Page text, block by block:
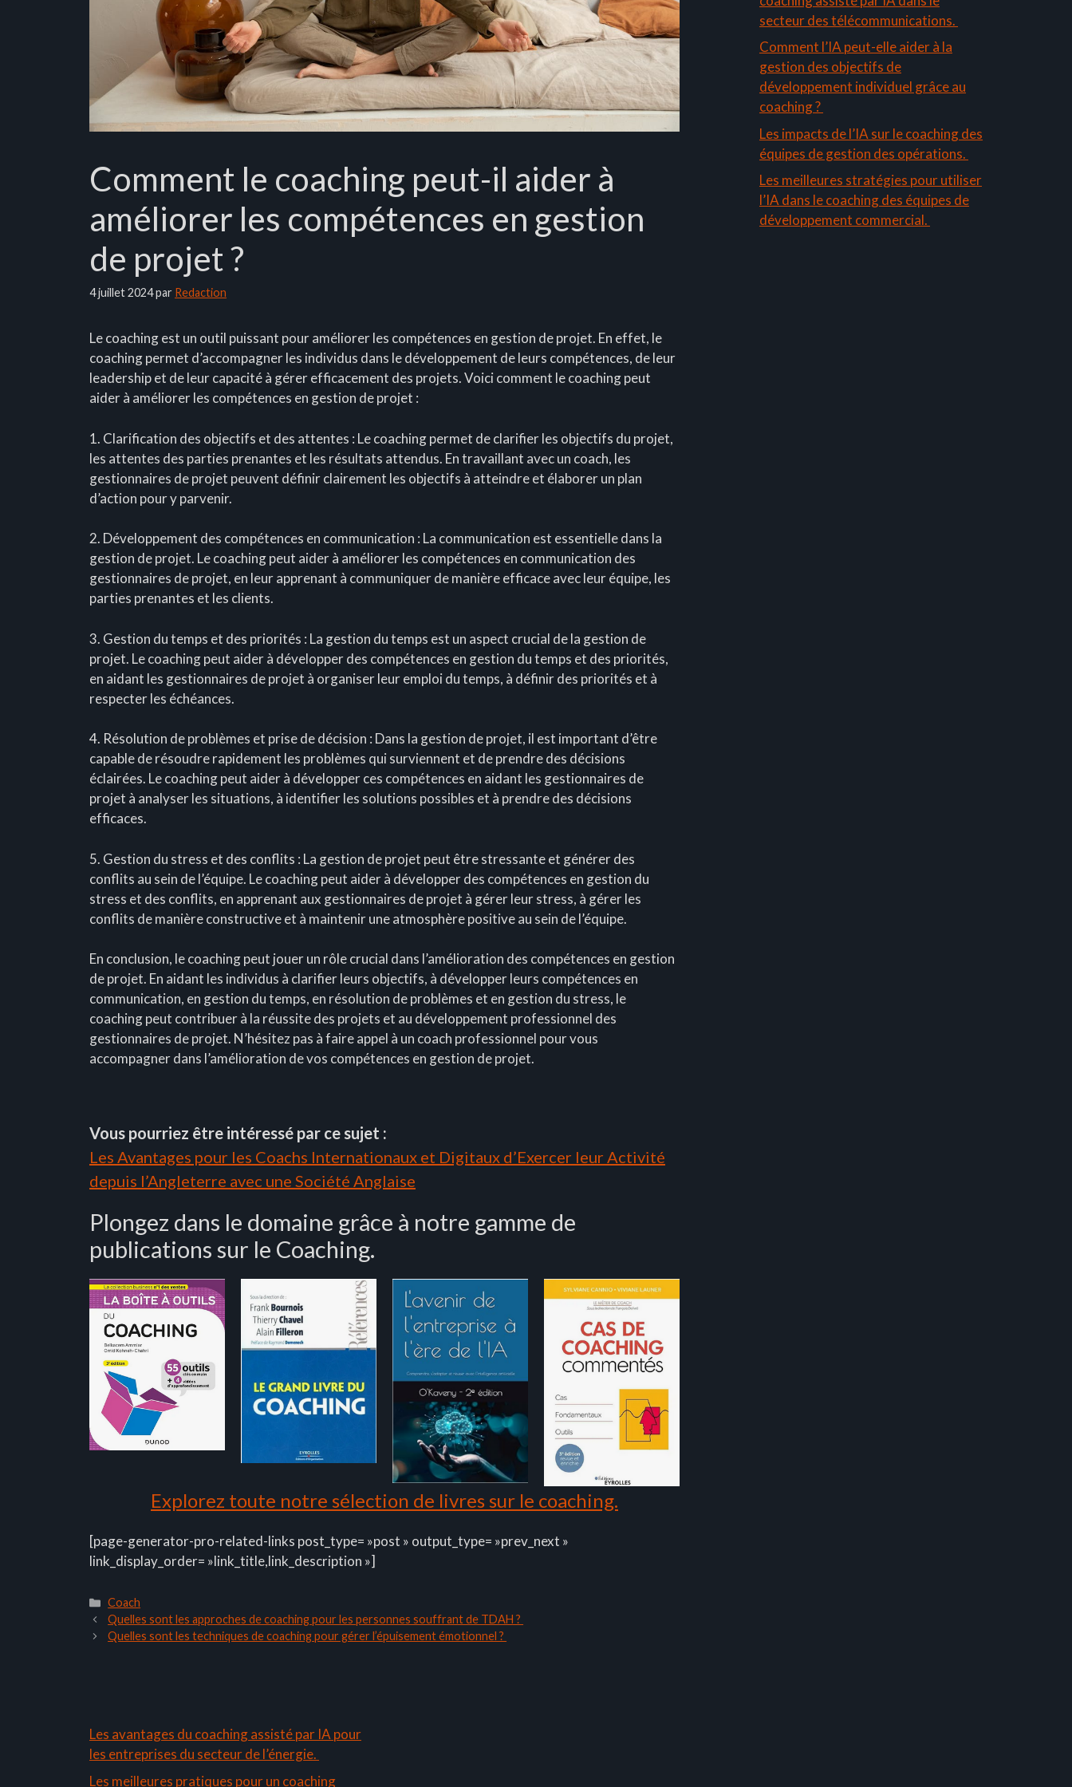
Comment le coaching peut-il aider à
améliorer les compétences en gestion
de projet ?
4 juillet 2024par Redaction
Le coaching est un outil puissant pour améliorer les compétences en gestion de projet. En effet, le
coaching permet d’accompagner les individus dans le développement de leurs compétences, de leur
leadership et de leur capacité à gérer efficacement des projets. Voici comment le coaching peut
aider à améliorer les compétences en gestion de projet :
1. Clarification des objectifs et des attentes : Le coaching permet de clarifier les objectifs du projet,
les attentes des parties prenantes et les résultats attendus. En travaillant avec un coach, les
gestionnaires de projet peuvent définir clairement les objectifs à atteindre et élaborer un plan
d’action pour y parvenir.
2. Développement des compétences en communication : La communication est essentielle dans la
gestion de projet. Le coaching peut aider à améliorer les compétences en communication des
gestionnaires de projet, en leur apprenant à communiquer de manière efficace avec leur équipe, les
parties prenantes et les clients.
3. Gestion du temps et des priorités : La gestion du temps est un aspect crucial de la gestion de
projet. Le coaching peut aider à développer des compétences en gestion du temps et des priorités,
en aidant les gestionnaires de projet à organiser leur emploi du temps, à définir des priorités et à
respecter les échéances.
4. Résolution de problèmes et prise de décision : Dans la gestion de projet, il est important d’être
capable de résoudre rapidement les problèmes qui surviennent et de prendre des décisions
éclairées. Le coaching peut aider à développer ces compétences en aidant les gestionnaires de
projet à analyser les situations, à identifier les solutions possibles et à prendre des décisions
efficaces.
5. Gestion du stress et des conflits : La gestion de projet peut être stressante et générer des
conflits au sein de l’équipe. Le coaching peut aider à développer des compétences en gestion du
stress et des conflits, en apprenant aux gestionnaires de projet à gérer leur stress, à gérer les
conflits de manière constructive et à maintenir une atmosphère positive au sein de l’équipe.
En conclusion, le coaching peut jouer un rôle crucial dans l’amélioration des compétences en gestion
de projet. En aidant les individus à clarifier leurs objectifs, à développer leurs compétences en
communication, en gestion du temps, en résolution de problèmes et en gestion du stress, le
coaching peut contribuer à la réussite des projets et au développement professionnel des
gestionnaires de projet. N’hésitez pas à faire appel à un coach professionnel pour vous
accompagner dans l’amélioration de vos compétences en gestion de projet.
Vous pourriez être intéressé par ce sujet :
Les Avantages pour les Coachs Internationaux et Digitaux d’Exercer leur Activité
depuis l’Angleterre avec une Société Anglaise
Plongez dans le domaine grâce à notre gamme de
publications sur le Coaching.
Explorez toute notre sélection de livres sur le coaching.
[page-generator-pro-related-links post_type= »post » output_type= »prev_next »
link_display_order= »link_title,link_description »]
Catégories
Coach
Quelles sont les approches de coaching pour les personnes souffrant de TDAH ?
Quelles sont les techniques de coaching pour gérer l’épuisement émotionnel ?
secteur des télécommunications.
Comment l’IA peut-elle aider à la
gestion des objectifs de
développement individuel grâce au
coaching ?
Les impacts de l’IA sur le coaching des
équipes de gestion des opérations.
Les meilleures stratégies pour utiliser
l’IA dans le coaching des équipes de
développement commercial.
Les avantages du coaching assisté par IA pour
les entreprises du secteur de l’énergie.
Les meilleures pratiques pour un coaching